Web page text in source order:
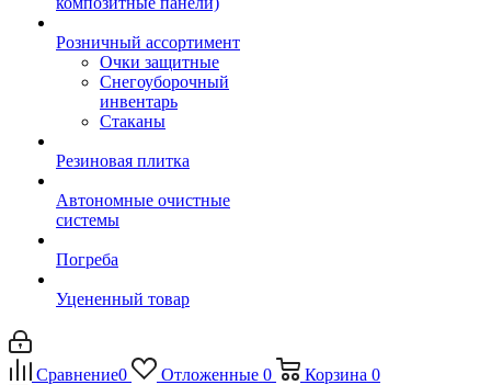
Розничный ассортимент
Очки защитные
Снегоуборочный
инвентарь
Стаканы
Резиновая плитка
Автономные очистные
системы
Погреба
Уцененный товар
Сравнение0 Отложенные 0 Корзина 0